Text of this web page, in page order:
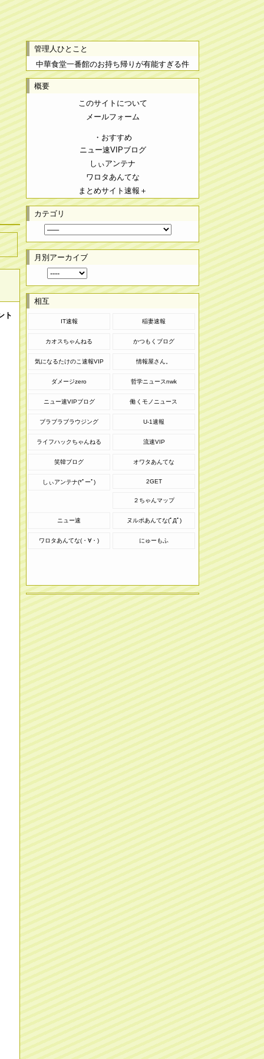
ト
管理人ひとこと
中華食堂一番館のお持ち帰りが有能すぎる件
概要
このサイトについて
メールフォーム
・おすすめ
ニュー速VIPブログ
しぃアンテナ
ワロタあんてな
まとめサイト速報＋
カテゴリ
月別アーカイブ
相互
IT速報 稲妻速報
カオスちゃんねる かつもくブログ
気になるたけのこ速報VIP 情報屋さん。
ダメージzero 哲学ニュースnwk
ニュー速VIPブログ 働くモノニュース
ブラブラブラウジング U-1速報
ライフハックちゃんねる 流速VIP
笑韓ブログ オワタあんてな
しぃアンテナ(*ﾟーﾟ) 2GET
２ちゃんマップ
ニュー速 ヌルポあんてな(ﾟДﾟ)
ワロタあんてな(・∀・) にゅーもふ